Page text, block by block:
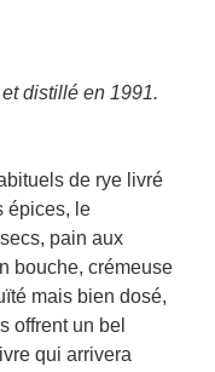
distillé en 1991.
de rye livré
épices, le
pain aux
bouche, crémeuse
mais bien dosé,
offrent un bel
qui arrivera